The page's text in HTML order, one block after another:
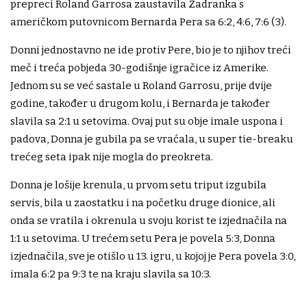
prepreci Roland Garrosa zaustavila Zadranka s
američkom putovnicom Bernarda Pera sa 6:2, 4:6, 7:6 (3).
Donni jednostavno ne ide protiv Pere, bio je to njihov treći
meč i treća pobjeda 30-godišnje igračice iz Amerike.
Jednom su se već sastale u Roland Garrosu, prije dvije
godine, također u drugom kolu, i Bernarda je također
slavila sa 2:1 u setovima. Ovaj put su obje imale uspona i
padova, Donna je gubila pa se vraćala, u super tie-breaku
trećeg seta ipak nije mogla do preokreta.
Donna je lošije krenula, u prvom setu triput izgubila
servis, bila u zaostatku i na početku druge dionice, ali
onda se vratila i okrenula u svoju korist te izjednačila na
1:1 u setovima. U trećem setu Pera je povela 5:3, Donna
izjednačila, sve je otišlo u 13. igru, u kojoj je Pera povela 3:0,
imala 6:2 pa 9:3 te na kraju slavila sa 10:3.